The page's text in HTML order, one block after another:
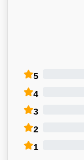
5
4
3
2
1